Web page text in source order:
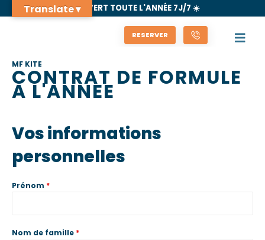
🚨 GROSSES PROMOS SUR LE MATOS 🚨
RESERVER
MF KITE
CONTRAT DE FORMULE
A L'ANNEE
Vos informations
personnelles
Prénom *
Nom de famille *
Translate ▾